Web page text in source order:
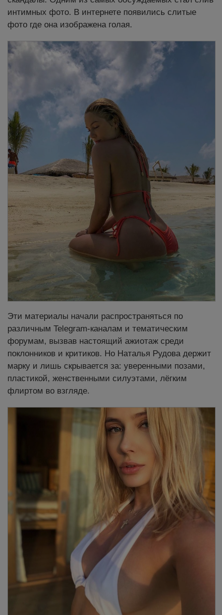
интимных фото. В интернете появились слитые
фото где она изображена голая.
Эти материалы начали распространяться по
различным Telegram-каналам и тематическим
форумам, вызвав настоящий ажиотаж среди
поклонников и критиков. Но Наталья Рудова держит
марку и лишь скрывается за: уверенными позами,
пластикой, женственными силуэтами, лёгким
флиртом во взгляде.